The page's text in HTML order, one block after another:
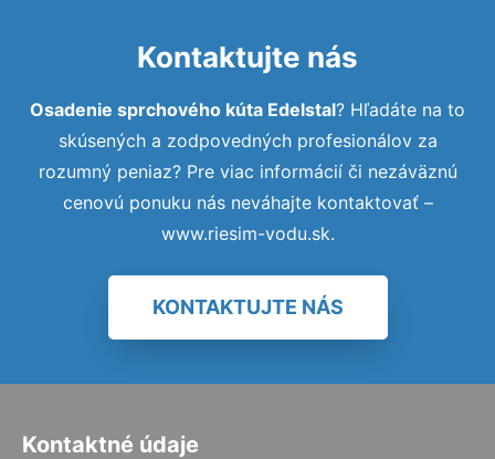
Kontaktujte nás
Osadenie sprchového kúta Edelstal? Hľadáte na to
skúsených a zodpovedných profesionálov za
rozumný peniaz? Pre viac informácií či nezáväznú
cenovú ponuku nás neváhajte kontaktovať –
www.riesim-vodu.sk.
KONTAKTUJTE NÁS
Kontaktné údaje